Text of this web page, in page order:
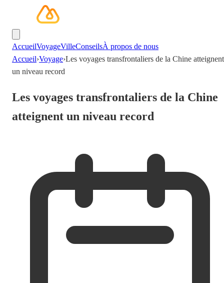
AccueilVoyageVilleConseilsÀ propos de nous
Accueil›Voyage›Les voyages transfrontaliers de la Chine atteignent
un niveau record
Les voyages transfrontaliers de la Chine
atteignent un niveau record